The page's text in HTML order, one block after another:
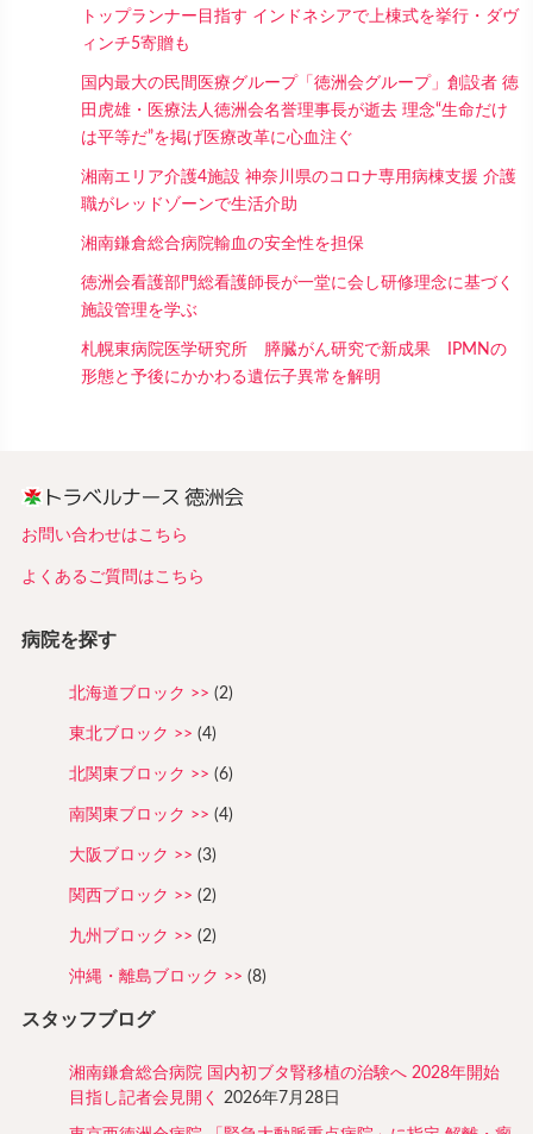
トップランナー目指す インドネシアで上棟式を挙行・ダヴ
ィンチ5寄贈も
国内最大の民間医療グループ「徳洲会グループ」創設者 徳
田虎雄・医療法人徳洲会名誉理事長が逝去 理念“生命だけ
は平等だ”を掲げ医療改革に心血注ぐ
湘南エリア介護4施設 神奈川県のコロナ専用病棟支援 介護
職がレッドゾーンで生活介助
湘南鎌倉総合病院輸血の安全性を担保
徳洲会看護部門総看護師長が一堂に会し研修理念に基づく
施設管理を学ぶ
札幌東病院医学研究所 膵臓がん研究で新成果 IPMNの
形態と予後にかかわる遺伝子異常を解明
お問い合わせはこちら
よくあるご質問はこちら
病院を探す
北海道ブロック (2)
東北ブロック (4)
北関東ブロック (6)
南関東ブロック (4)
大阪ブロック (3)
関西ブロック (2)
九州ブロック (2)
沖縄・離島ブロック (8)
スタッフブログ
湘南鎌倉総合病院 国内初ブタ腎移植の治験へ 2028年開始
目指し記者会見開く
2026年7月28日